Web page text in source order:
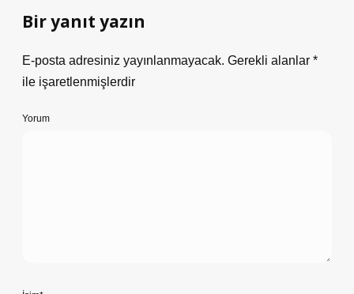
Bir yanıt yazın
E-posta adresiniz yayınlanmayacak. Gerekli alanlar *
ile işaretlenmişlerdir
Yorum